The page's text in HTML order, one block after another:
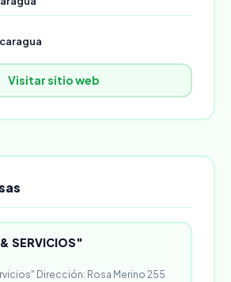
Visitar sitio web
SERVICIOS"
Dirección: Rosa Merino 255